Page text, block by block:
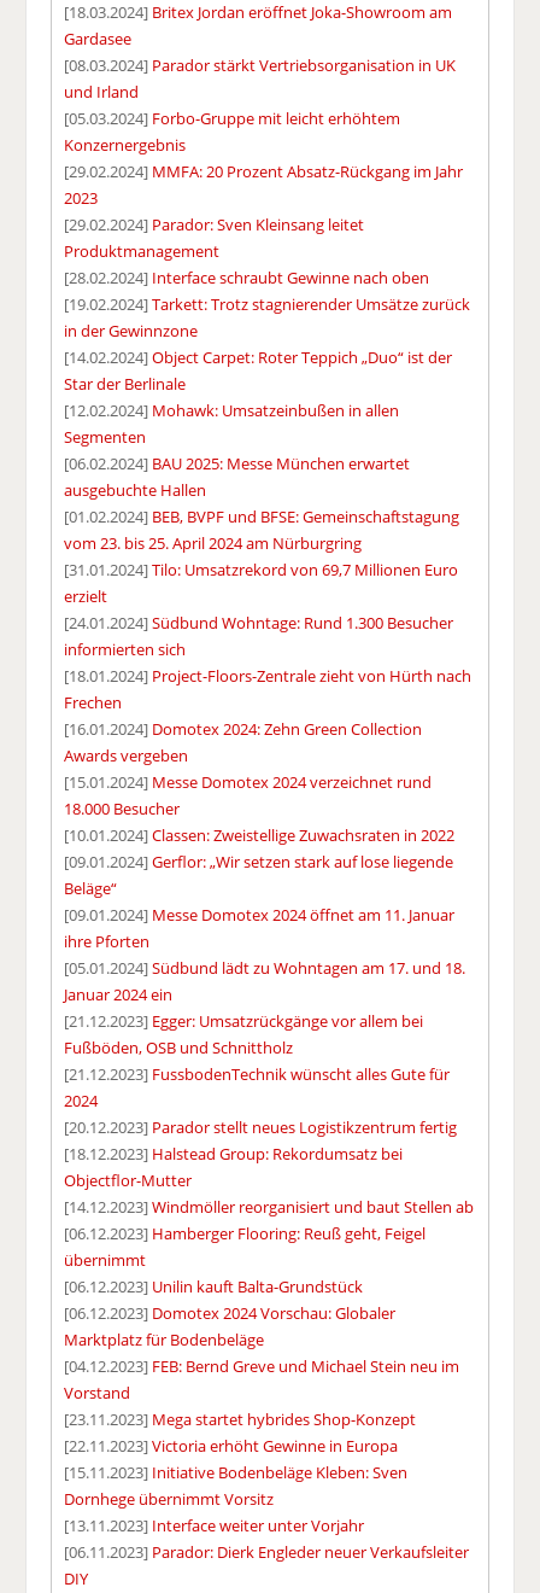
[18.03.2024] Britex Jordan eröffnet Joka-Showroom am
Gardasee
[08.03.2024] Parador stärkt Vertriebsorganisation in UK
und Irland
[05.03.2024] Forbo-Gruppe mit leicht erhöhtem
Konzernergebnis
[29.02.2024] MMFA: 20 Prozent Absatz-Rückgang im Jahr
2023
[29.02.2024] Parador: Sven Kleinsang leitet
Produktmanagement
[28.02.2024] Interface schraubt Gewinne nach oben
[19.02.2024]Tarkett: Trotz stagnierender Umsätze zurück
in der Gewinnzone
[14.02.2024]Object Carpet: Roter Teppich „Duo“ ist der
Star der Berlinale
[12.02.2024] Mohawk: Umsatzeinbußen in allen
Segmenten
[06.02.2024] BAU 2025: Messe München erwartet
ausgebuchte Hallen
[01.02.2024] BEB, BVPF und BFSE: Gemeinschaftstagung
vom 23. bis 25. April 2024 am Nürburgring
[31.01.2024]Tilo: Umsatzrekord von 69,7 Millionen Euro
erzielt
[24.01.2024]Südbund Wohntage: Rund 1.300 Besucher
informierten sich
[18.01.2024] Project-Floors-Zentrale zieht von Hürth nach
Frechen
[16.01.2024] Domotex 2024: Zehn Green Collection
Awards vergeben
[15.01.2024] Messe Domotex 2024 verzeichnet rund
18.000 Besucher
[10.01.2024]Classen: Zweistellige Zuwachsraten in 2022
[09.01.2024]Gerflor: „Wir setzen stark auf lose liegende
Beläge“
[09.01.2024] Messe Domotex 2024 öffnet am 11. Januar
ihre Pforten
[05.01.2024]Südbund lädt zu Wohntagen am 17. und 18.
Januar 2024 ein
[21.12.2023] Egger: Umsatzrückgänge vor allem bei
Fußböden, OSB und Schnittholz
[21.12.2023] FussbodenTechnik wünscht alles Gute für
2024
[20.12.2023] Parador stellt neues Logistikzentrum fertig
[18.12.2023] Halstead Group: Rekordumsatz bei
Objectflor-Mutter
[14.12.2023]Windmöller reorganisiert und baut Stellen ab
[06.12.2023] Hamberger Flooring: Reuß geht, Feigel
übernimmt
[06.12.2023] Unilin kauft Balta-Grundstück
[06.12.2023] Domotex 2024 Vorschau: Globaler
Marktplatz für Bodenbeläge
[04.12.2023] FEB: Bernd Greve und Michael Stein neu im
Vorstand
[23.11.2023] Mega startet hybrides Shop-Konzept
[22.11.2023]Victoria erhöht Gewinne in Europa
[15.11.2023] Initiative Bodenbeläge Kleben: Sven
Dornhege übernimmt Vorsitz
[13.11.2023] Interface weiter unter Vorjahr
[06.11.2023] Parador: Dierk Engleder neuer Verkaufsleiter
DIY